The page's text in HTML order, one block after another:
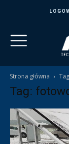
Strona główna
Tag: